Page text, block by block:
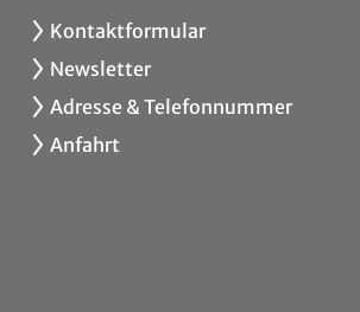
Kontaktformular
Newsletter
Adresse & Telefonnummer
Anfahrt